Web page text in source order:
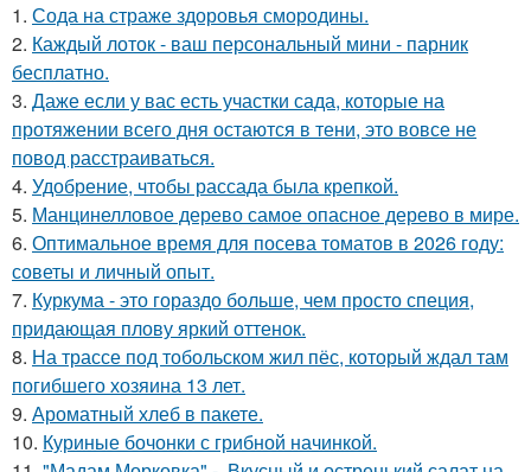
1. Сода на страже здоровья смородины.
2. Каждый лоток - ваш персональный мини - парник
бесплатно.
3. Даже если у вас есть участки сада, которые на
протяжении всего дня остаются в тени, это вовсе не
повод расстраиваться.
4. Удобрение, чтобы рассада была крепкoй.
5. Манцинелловое дерево самое опасное дерево в мире.
6. Оптимальное время для посева томатов в 2026 году:
советы и личный опыт.
7. Куркума - это гораздо больше, чем просто специя,
придающая плову яркий оттенок.
8. На трассе под тобольском жил пёс, который ждал там
погибшего хозяина 13 лет.
9. Ароматный хлеб в пакете.
10. Куриные бочонки с грибной начинкой.